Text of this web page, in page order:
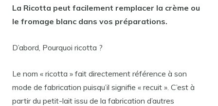
La Ricotta peut facilement remplacer la crème ou
le fromage blanc dans vos préparations.
D’abord, Pourquoi ricotta ?
Le nom « ricotta » fait directement référence à son
mode de fabrication puisqu’il signifie « recuit ». C’est à
partir du petit-lait issu de la fabrication d’autres